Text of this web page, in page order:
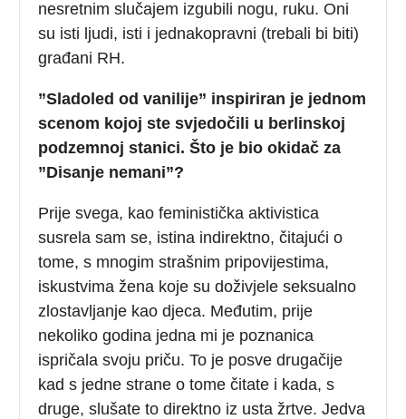
nesretnim slučajem izgubili nogu, ruku. Oni
su isti ljudi, isti i jednakopravni (trebali bi biti)
građani RH.
”Sladoled od vanilije” inspiriran je jednom
scenom kojoj ste svjedočili u berlinskoj
podzemnoj stanici. Što je bio okidač za
”Disanje nemani”?
Prije svega, kao feministička aktivistica
susrela sam se, istina indirektno, čitajući o
tome, s mnogim strašnim pripovijestima,
iskustvima žena koje su doživjele seksualno
zlostavljanje kao djeca. Međutim, prije
nekoliko godina jedna mi je poznanica
ispričala svoju priču. To je posve drugačije
kad s jedne strane o tome čitate i kada, s
druge, slušate to direktno iz usta žrtve. Jedva